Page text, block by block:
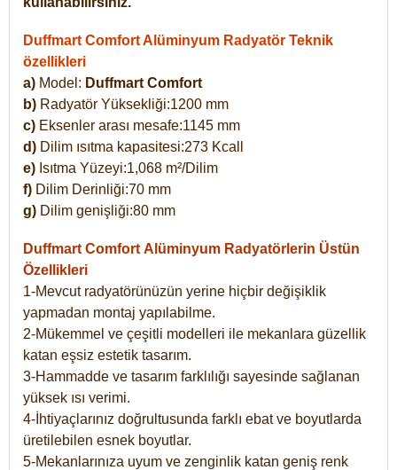
Duffmart Comfort Alüminyum Radyatör Teknik
özellikleri
a) Model: Duffmart Comfort
b) Radyatör Yüksekliği:1200 mm
c) Eksenler arası mesafe:1145 mm
d) Dilim ısıtma kapasitesi:273 Kcall
e) Isıtma Yüzeyi:1,068 m²/Dilim
f) Dilim Derinliği:70 mm
g) Dilim genişliği:80 mm
Duffmart Comfort Alüminyum Radyatörlerin Üstün
Özellikleri
1-Mevcut radyatörünüzün yerine hiçbir değişiklik
yapmadan montaj yapılabilme.
2-Mükemmel ve çeşitli modelleri ile mekanlara güzellik
katan eşsiz estetik tasarım.
3-Hammadde ve tasarım farklılığı sayesinde sağlanan
yüksek ısı verimi.
4-İhtiyaçlarınız doğrultusunda farklı ebat ve boyutlarda
üretilebilen esnek boyutlar.
5-Mekanlarınıza uyum ve zenginlik katan geniş renk